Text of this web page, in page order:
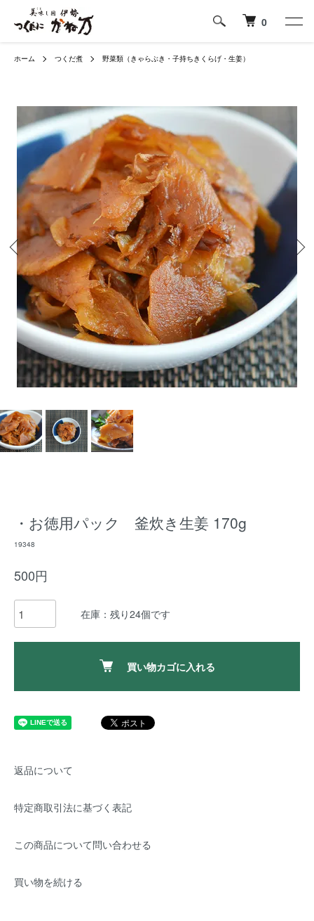
0
ホーム つくだ煮 野菜類（きゃらぶき・子持ちきくらげ・生姜）
・お徳用パック 釜炊き生姜 170g
19348
500円
在庫：残り24個です
買い物カゴに入れる
返品について
特定商取引法に基づく表記
この商品について問い合わせる
買い物を続ける